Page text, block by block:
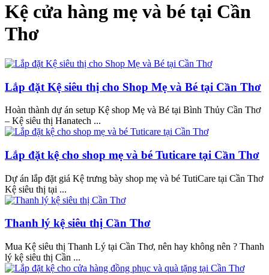
Kệ cửa hàng mẹ và bé tại Cần
Thơ
Lắp đặt Kệ siêu thị cho Shop Mẹ và Bé tại Cần Thơ
Hoàn thành dự án setup Kệ shop Mẹ và Bé tại Bình Thủy Cần Thơ
– Kệ siêu thị Hanatech ...
Lắp đặt kệ cho shop mẹ và bé Tuticare tại Cần Thơ
Dự án lắp đặt giá Kệ trưng bày shop mẹ và bé TutiCare tại Cần Thơ
Kệ siêu thị tại ...
Thanh lý kệ siêu thị Cần Thơ
Mua Kệ siêu thị Thanh Lý tại Cần Thơ, nên hay không nên ? Thanh
lý kệ siêu thị Cần ...